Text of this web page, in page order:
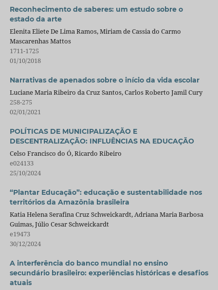
Reconhecimento de saberes: um estudo sobre o
estado da arte
Elenita Eliete De Lima Ramos, Miriam de Cassia do Carmo
Mascarenhas Mattos
1711-1725
01/10/2018
Narrativas de apenados sobre o início da vida escolar
Luciane Maria Ribeiro da Cruz Santos, Carlos Roberto Jamil Cury
258-275
02/01/2021
POLÍTICAS DE MUNICIPALIZAÇÃO E
DESCENTRALIZAÇÃO: INFLUÊNCIAS NA EDUCAÇÃO
Celso Francisco do Ó, Ricardo Ribeiro
e024133
25/10/2024
“Plantar Educação”: educação e sustentabilidade nos
territórios da Amazônia brasileira
Katia Helena Serafina Cruz Schweickardt, Adriana Maria Barbosa
Guimas, Júlio Cesar Schweickardt
e19473
30/12/2024
A interferência do banco mundial no ensino
secundário brasileiro: experiências históricas e desafios
atuais